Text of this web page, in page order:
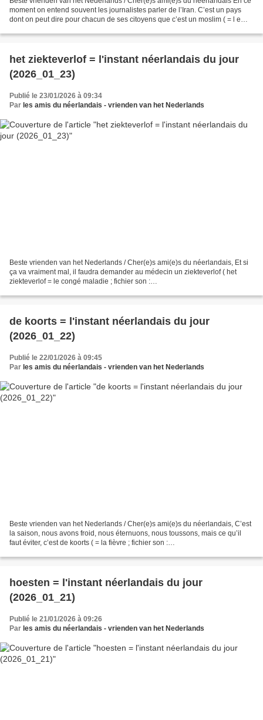
moment on entend souvent les journalistes parler de l’Iran. C’est un pays
dont on peut dire pour chacun de ses citoyens que c’est un moslim ( = l e
https://upload.wikimedia.org/wikipedia/commons/b/ba/Nl-moslim.ogg)...
het ziekteverlof = l'instant néerlandais du jour
(2026_01_23)
Publié le 23/01/2026 à 09:34
Par les amis du néerlandais - vrienden van het Nederlands
Beste vrienden van het Nederlands / Cher(e)s ami(e)s du néerlandais, Et si
ça va vraiment mal, il faudra demander au médecin un ziekteverlof ( het
ziekteverlof = le congé maladie ; fichier son :
de koorts = l'instant néerlandais du jour
(2026_01_22)
Publié le 22/01/2026 à 09:45
Par les amis du néerlandais - vrienden van het Nederlands
Beste vrienden van het Nederlands / Cher(e)s ami(e)s du néerlandais, C’est
la saison, nous avons froid, nous éternuons, nous toussons, mais ce qu’il
faut éviter, c’est de koorts ( = la fièvre ; fichier son :
hoesten = l'instant néerlandais du jour
(2026_01_21)
Publié le 21/01/2026 à 09:26
Par les amis du néerlandais - vrienden van het Nederlands